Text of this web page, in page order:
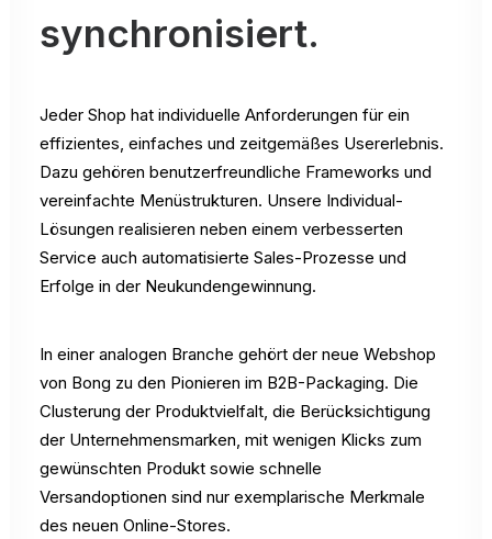
synchronisiert.
Jeder Shop hat individuelle Anforderungen für ein
effizientes, einfaches und zeitgemäßes Usererlebnis.
Dazu gehören benutzerfreundliche Frameworks und
vereinfachte Menüstrukturen. Unsere Individual-
Lösungen realisieren neben einem verbesserten
Service auch automatisierte Sales-Prozesse und
Erfolge in der Neukundengewinnung.
In einer analogen Branche gehört der neue Webshop
von Bong zu den Pionieren im B2B-Packaging. Die
Clusterung der Produktvielfalt, die Berücksichtigung
der Unternehmensmarken, mit wenigen Klicks zum
gewünschten Produkt sowie schnelle
Versandoptionen sind nur exemplarische Merkmale
des neuen Online-Stores.